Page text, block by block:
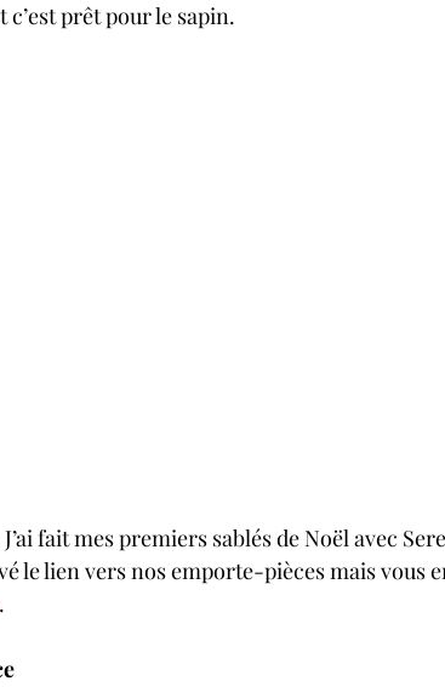
prêt pour le sapin.
fait mes premiers sablés de Noël avec
le lien vers nos emporte-pièces mais vous
.